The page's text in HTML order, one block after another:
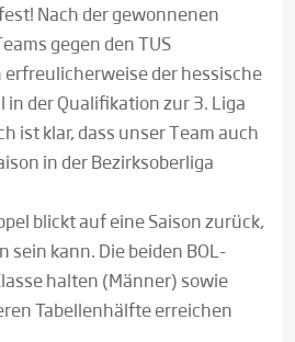
Nach der gewonnenen
gegen den TUS
der hessische
der Qualifikation zur 3. Liga
ist klar, dass unser Team auch
in der Bezirksoberliga
blickt auf eine Saison zurück,
sein kann. Die beiden BOL-
halten (Männer) sowie
Tabellenhälfte erreichen